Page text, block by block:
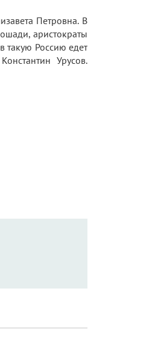
Петровна. В
аристократы
такую Россию едет
Урусов.